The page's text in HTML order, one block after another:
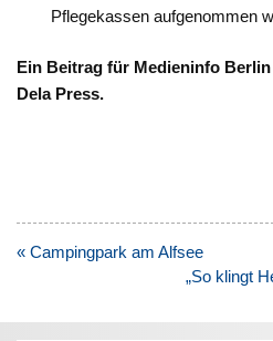
Pflegekassen aufgenommen
Ein Beitrag für Medieninfo
Dela Press.
Beitragsnavigation
« Campingpark am Alfsee
„So klingt